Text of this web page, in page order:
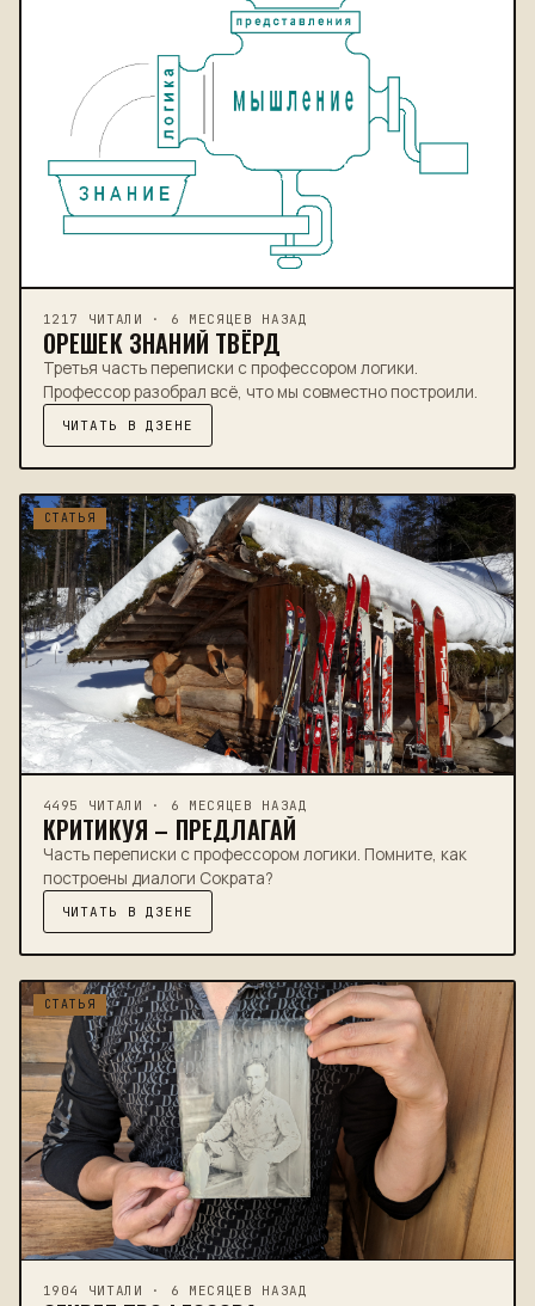
1217 ЧИТАЛИ · 6 МЕСЯЦЕВ НАЗАД
ОРЕШЕК ЗНАНИЙ ТВЁРД
Третья часть переписки с профессором логики.
Профессор разобрал всё, что мы совместно построили.
ЧИТАТЬ В ДЗЕНЕ
СТАТЬЯ
4495 ЧИТАЛИ · 6 МЕСЯЦЕВ НАЗАД
КРИТИКУЯ – ПРЕДЛАГАЙ
Часть переписки с профессором логики. Помните, как
построены диалоги Сократа?
ЧИТАТЬ В ДЗЕНЕ
СТАТЬЯ
1904 ЧИТАЛИ · 6 МЕСЯЦЕВ НАЗАД